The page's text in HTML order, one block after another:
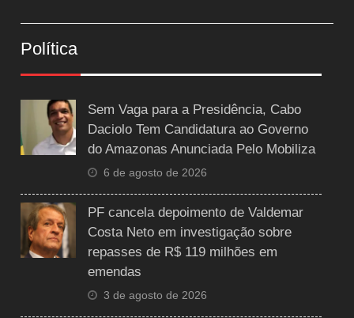
Política
Sem Vaga para a Presidência, Cabo
Daciolo Tem Candidatura ao Governo
do Amazonas Anunciada Pelo Mobiliza
6 de agosto de 2026
PF cancela depoimento de Valdemar
Costa Neto em investigação sobre
repasses de R$ 119 milhões em
emendas
3 de agosto de 2026